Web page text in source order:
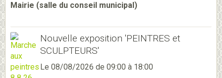
Mairie (salle du conseil municipal)
Nouvelle exposition 'PEINTRES et
SCULPTEURS'
Le 08/08/2026 de 09:00 à 18:00